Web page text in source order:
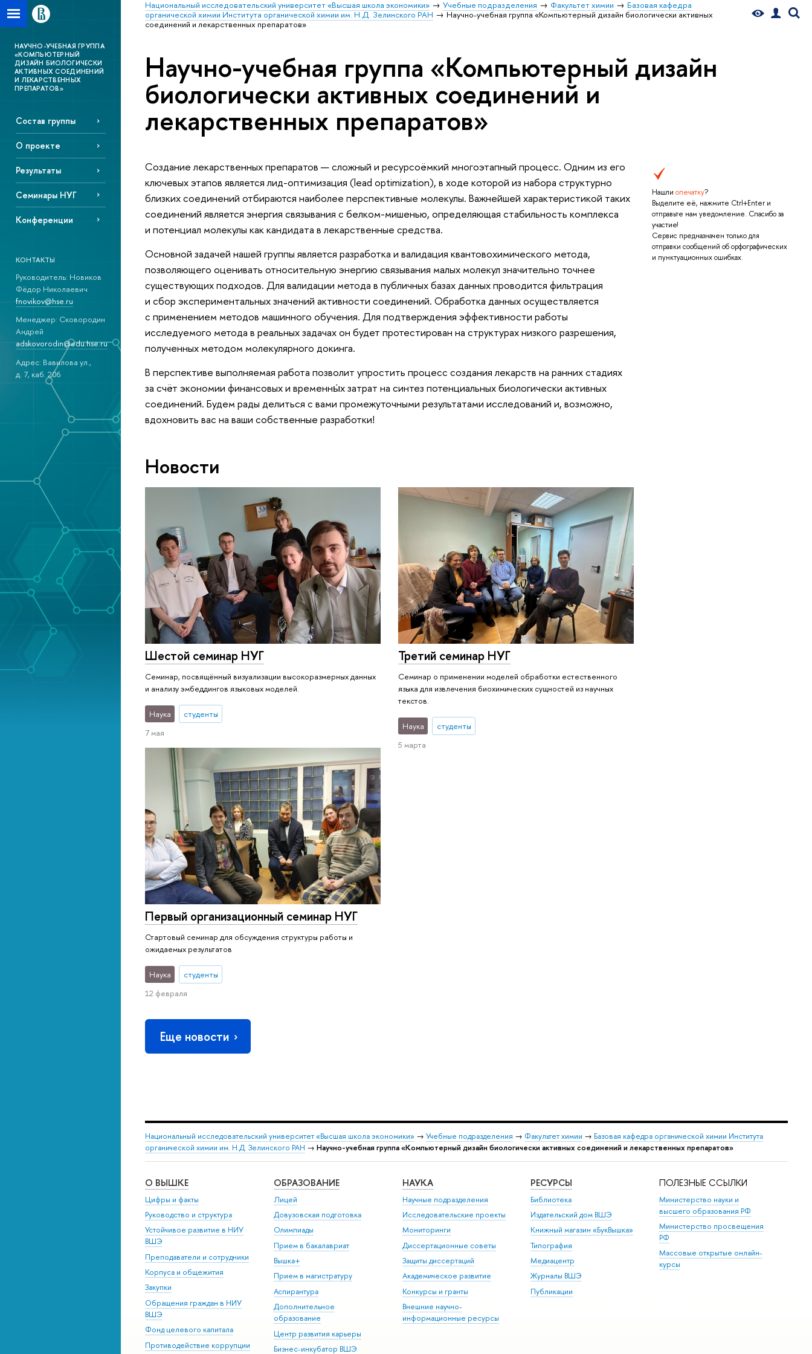
Национальный исследовательский университет «Высшая школа экономики» Учебные подразделения Факультет химии
Базовая кафедра
органической химии Института органической химии им. Н.Д. Зелинского РАН
Научно-учебная группа «Компьютерный дизайн биологически активных
соединений и лекарственных препаратов»
НАУЧНО-УЧЕБНАЯ ГРУППА
«КОМПЬЮТЕРНЫЙ
ДИЗАЙН БИОЛОГИЧЕСКИ
АКТИВНЫХ СОЕДИНЕНИЙ
И ЛЕКАРСТВЕННЫХ
ПРЕПАРАТОВ»
Состав группы
О проекте
Результаты
Семинары НУГ
Конференции
КОНТАКТЫ
Руководитель: Новиков
Фёдор Николаевич
fnovikov@hse.ru
Менеджер: Сковородин
Андрей
adskovorodin@edu.hse.ru
Адрес: Вавилова ул.,
д. 7, каб. 206
Научно-учебная группа «Компьютерный дизайн
биологически активных соединений и
лекарственных препаратов»
Нашли опечатку?
Выделите её, нажмите Ctrl+Enter и
отправьте нам уведомление. Спасибо за
участие!
Сервис предназначен только для
отправки сообщений об орфографических
и пунктуационных ошибках.
Создание лекарственных препаратов — сложный и ресурсоёмкий многоэтапный процесс. Одним из его
ключевых этапов является лид-оптимизация (lead optimization), в ходе которой из набора структурно
близких соединений отбираются наиболее перспективные молекулы. Важнейшей характеристикой таких
соединений является энергия связывания с белком-мишенью, определяющая стабильность комплекса
и потенциал молекулы как кандидата в лекарственные средства.
Основной задачей нашей группы является разработка и валидация квантовохимического метода,
позволяющего оценивать относительную энергию связывания малых молекул значительно точнее
существующих подходов. Для валидации метода в публичных базах данных проводится фильтрация
и сбор экспериментальных значений активности соединений. Обработка данных осуществляется
с применением методов машинного обучения. Для подтверждения эффективности работы
исследуемого метода в реальных задачах он будет протестирован на структурах низкого разрешения,
полученных методом молекулярного докинга.
В перспективе выполняемая работа позволит упростить процесс создания лекарств на ранних стадиях
за счёт экономии финансовых и временны́х затрат на синтез потенциальных биологически активных
соединений. Будем рады делиться с вами промежуточными результатами исследований и, возможно,
вдохновить вас на ваши собственные разработки!
Новости
Шестой семинар НУГ
Семинар, посвящённый визуализации высокоразмерных данных
и анализу эмбеддингов языковых моделей.
Наука
студенты
7 мая
Третий семинар НУГ
Семинар о применении моделей обработки естественного
языка для извлечения биохимических сущностей из научных
текстов.
Наука
студенты
5 марта
Первый организационный семинар НУГ
Стартовый семинар для обсуждения структуры работы и
ожидаемых результатов
Наука
студенты
12 февраля
Еще новости
Национальный исследовательский университет «Высшая школа экономики» → Учебные подразделения → Факультет химии → Базовая кафедра органической химии Института
органической химии им. Н.Д. Зелинского РАН → Научно-учебная группа «Компьютерный дизайн биологически активных соединений и лекарственных препаратов»
О ВЫШКЕ
Цифры и факты
Руководство и структура
Устойчивое развитие в НИУ
ВШЭ
Преподаватели и сотрудники
Корпуса и общежития
Закупки
Обращения граждан в НИУ
ВШЭ
Фонд целевого капитала
Противодействие коррупции
ОБРАЗОВАНИЕ
Лицей
Довузовская подготовка
Олимпиады
Прием в бакалавриат
Вышка+
Прием в магистратуру
Аспирантура
Дополнительное
образование
Центр развития карьеры
Бизнес-инкубатор ВШЭ
НАУКА
Научные подразделения
Исследовательские проекты
Мониторинги
Диссертационные советы
Защиты диссертаций
Академическое развитие
Конкурсы и гранты
Внешние научно-
информационные ресурсы
РЕСУРСЫ
Библиотека
Издательский дом ВШЭ
Книжный магазин «БукВышка»
Типография
Медиацентр
Журналы ВШЭ
Публикации
ПОЛЕЗНЫЕ ССЫЛКИ
Министерство науки и
высшего образования РФ
Министерство просвещения
РФ
Массовые открытые онлайн-
курсы